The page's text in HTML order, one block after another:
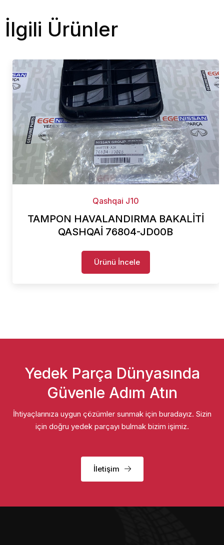
İlgili Ürünler
Qashqai J10
TAMPON HAVALANDIRMA BAKALİTİ
QASHQAİ 76804-JD00B
Ürünü İncele
Yedek Parça Dünyasında
Güvenle Adım Atın
İhtiyaçlarınıza uygun çözümler sunmak için buradayız. Sizin
için doğru yedek parçayı bulmak bizim işimiz.
İletişim